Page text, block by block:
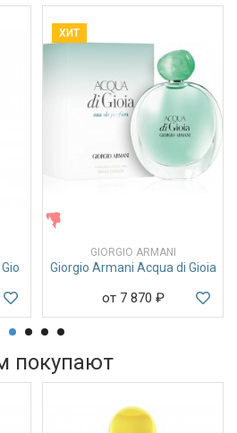
ХИТ
GIORGIO ARMANI
Giorgio Armani Acqua di Gioia
от 7 870 ₽
покупают